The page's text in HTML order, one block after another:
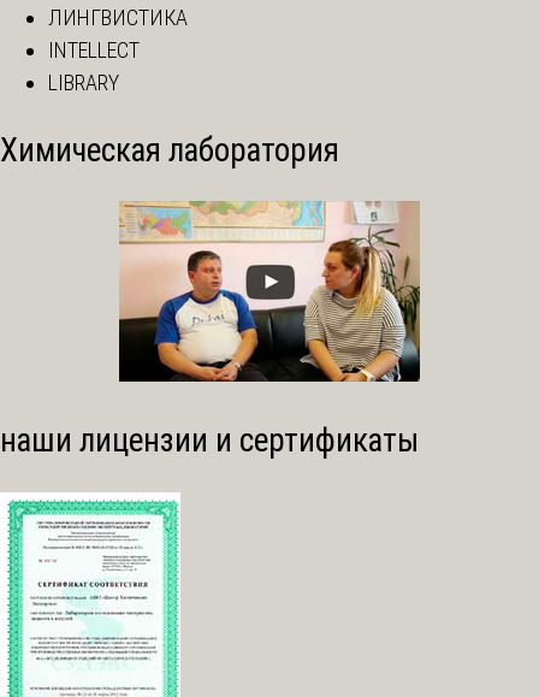
ЛИНГВИСТИКА
INTELLECT
LIBRARY
Химическая лаборатория
наши лицензии и сертификаты